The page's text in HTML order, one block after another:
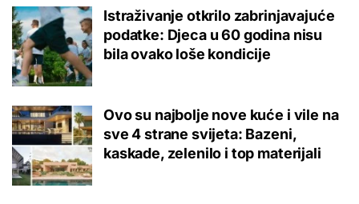
Istraživanje otkrilo zabrinjavajuće
podatke: Djeca u 60 godina nisu
bila ovako loše kondicije
Ovo su najbolje nove kuće i vile na
sve 4 strane svijeta: Bazeni,
kaskade, zelenilo i top materijali